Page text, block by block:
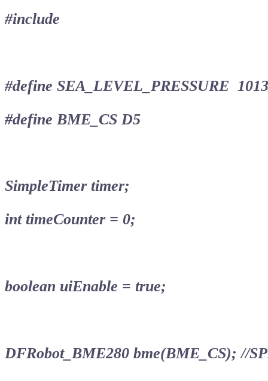
#include
#define SEA_LEVEL_PRESSURE
#define BME_CS D5
SimpleTimer timer;
int timeCounter = 0;
boolean uiEnable = true;
DFRobot_BME280 bme(BME_CS); //